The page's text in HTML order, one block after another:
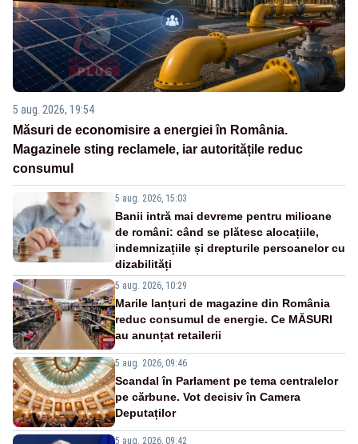
5 aug. 2026, 19:54
Măsuri de economisire a energiei în România.
Magazinele sting reclamele, iar autoritățile reduc
consumul
5 aug. 2026, 15:03
Banii intră mai devreme pentru milioane
de români: când se plătesc alocațiile,
indemnizațiile și drepturile persoanelor cu
dizabilități
5 aug. 2026, 10:29
Marile lanțuri de magazine din România
reduc consumul de energie. Ce MĂSURI
au anunțat retailerii
5 aug. 2026, 09:46
Scandal în Parlament pe tema centralelor
pe cărbune. Vot decisiv în Camera
Deputaților
5 aug. 2026, 09:42